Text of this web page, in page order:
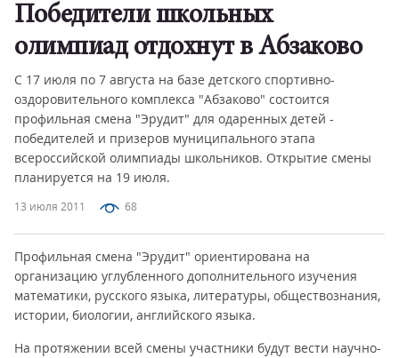
13 июля 2011 68
Победители школьных
олимпиад отдохнут в Абзаково
C 17 июля по 7 августа на базе детского спортивно-
оздоровительного комплекса "Абзаково" состоится
профильная смена "Эрудит" для одаренных детей -
победителей и призеров муниципального этапа
всероссийской олимпиады школьников. Открытие смены
планируется на 19 июля.
Профильная смена "Эрудит" ориентирована на
организацию углубленного дополнительного изучения
математики, русского языка, литературы, обществознания,
истории, биологии, английского языка.
На протяжении всей смены участники будут вести научно-